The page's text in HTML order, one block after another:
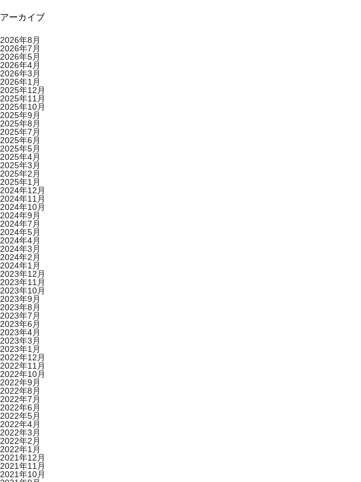
アーカイブ
2026年8月
2026年7月
2026年5月
2026年4月
2026年3月
2026年1月
2025年12月
2025年11月
2025年10月
2025年9月
2025年8月
2025年7月
2025年6月
2025年5月
2025年4月
2025年3月
2025年2月
2025年1月
2024年12月
2024年11月
2024年10月
2024年9月
2024年7月
2024年5月
2024年4月
2024年3月
2024年2月
2024年1月
2023年12月
2023年11月
2023年10月
2023年9月
2023年8月
2023年7月
2023年6月
2023年4月
2023年3月
2023年1月
2022年12月
2022年11月
2022年10月
2022年9月
2022年8月
2022年7月
2022年6月
2022年5月
2022年4月
2022年3月
2022年2月
2022年1月
2021年12月
2021年11月
2021年10月